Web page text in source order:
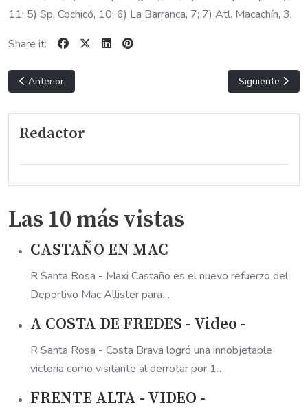
11; 5) Sp. Cochicó, 10; 6) La Barranca, 7; 7) Atl. Macachín, 3.
Share it:
Artículo anterior: CARRO EN LA B
Anterior Artículo
Siguiente
Redactor
Las 10 más vistas
CASTAÑO EN MAC
R Santa Rosa - Maxi Castaño es el nuevo refuerzo del
Deportivo Mac Allister para…
A COSTA DE FREDES - Video -
R Santa Rosa - Costa Brava logró una innobjetable
victoria como visitante al derrotar por 1…
FRENTE ALTA - VIDEO -